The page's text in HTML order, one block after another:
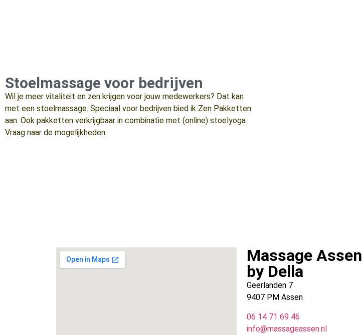
Stoelmassage voor bedrijven
Wil je meer vitaliteit en zen krijgen voor jouw medewerkers? Dat kan
met een stoelmassage. Speciaal voor bedrijven bied ik Zen Pakketten
aan. Ook pakketten verkrijgbaar in combinatie met (online) stoelyoga.
Vraag naar de mogelijkheden.
Massage Assen
by Della
Geerlanden 7
9407 PM Assen
06 14 71 69 46
info@massageassen.nl